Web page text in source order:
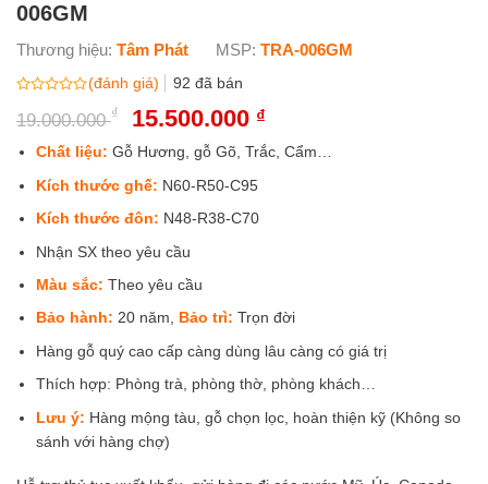
006GM
Thương hiệu: Tâm Phát MSP: TRA-006GM
xếp
(đánh giá) 92 đã bán
19.000.000₫
Giá
gốc
là:
15.500.000 ₫Giá
tại
Chất liệu: Gỗ Hương, gỗ Gõ, Trắc, Cẩm…
Kích thước ghế: N60-R50-C95
Kích thước đôn: N48-R38-C70
Nhận SX theo yêu cầu
Màu sắc: Theo yêu cầu
Bảo hành: 20 năm, Bảo trì: Trọn đời
Hàng gỗ quý cao cấp càng dùng lâu càng có giá trị
Thích hợp: Phòng trà, phòng thờ, phòng khách…
Lưu ý: Hàng mộng tàu, gỗ chọn lọc, hoàn thiện kỹ (Không so
sánh với hàng chợ)